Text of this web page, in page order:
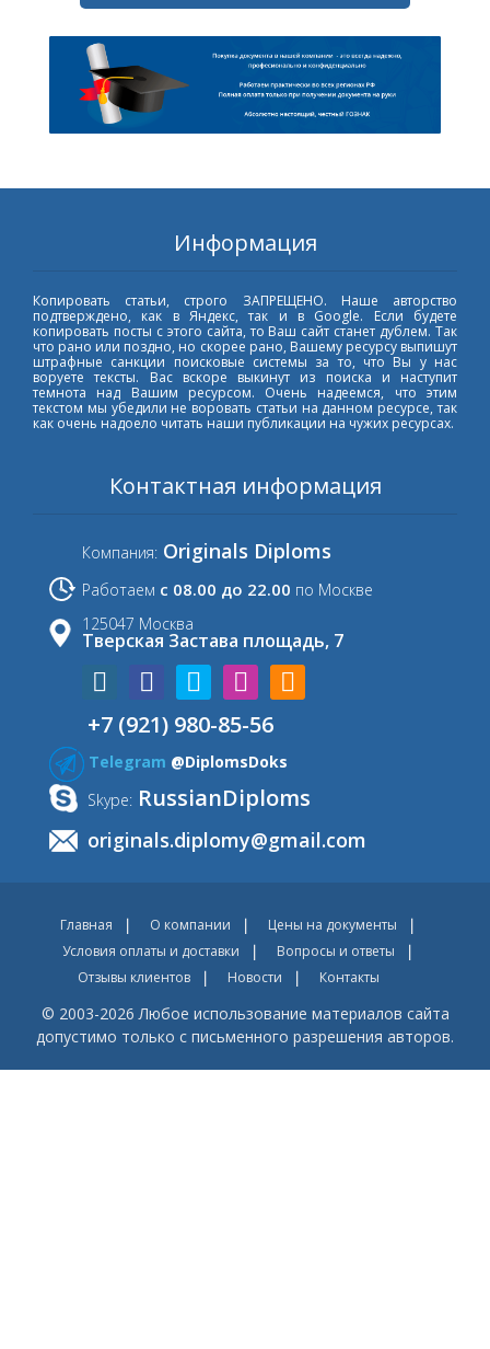
Информация
Копировать статьи, строго ЗАПРЕЩЕНО. Наше авторство
подтверждено, как в Яндекс, так и в Google. Если будете
копировать посты с этого сайта, то Ваш сайт станет дублем. Так
что рано или поздно, но скорее рано, Вашему ресурсу выпишут
штрафные санкции поисковые системы за то, что Вы у нас
воруете тексты. Вас вскоре выкинут из поиска и наступит
темнота над Вашим ресурсом. Очень надеемся, что этим
текстом мы убедили не воровать статьи на данном ресурсе, так
как очень надоело читать наши публикации на чужих ресурсах.
Контактная информация
Компания: Originals Diploms
Работаем с 08.00 до 22.00 по Москве
125047 Москва
Тверская Застава площадь, 7
+7 (921) 980-85-56
Telegram @DiplomsDoks
Skype: RussianDiploms
originals.diplomy@gmail.com
Главная О компании
Цены на документы
Условия оплаты и доставки
Вопросы и ответы
Отзывы клиентов
Новости Контакты
© 2003-2026 Любое использование материалов сайта
допустимо только с письменного разрешения авторов.